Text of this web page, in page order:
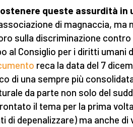
queste assurdità in
di magnaccia, ma
sulla discriminazione contro
al Consiglio per i diritti umani
reca la data del 7
di una sempre più
da parte non solo del
il tema per la prima
di depenalizzare) ma anche di